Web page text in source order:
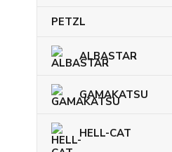
PETZL
ALBASTAR
GAMAKATSU
HELL-CAT